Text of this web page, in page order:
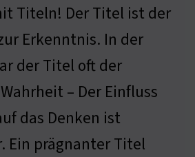
Titeln! Der Titel ist der
Erkenntnis. In der
der Titel oft der
– Der Einfluss
das Denken ist
Ein prägnanter Titel